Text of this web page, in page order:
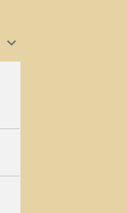
keyboard_arrow_down